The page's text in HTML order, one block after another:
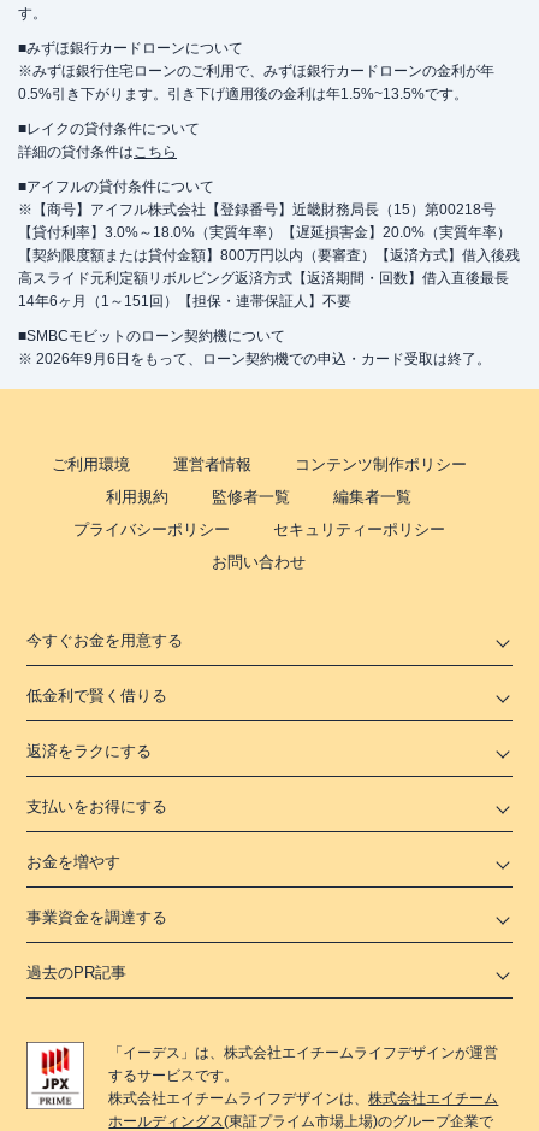
す。
■みずほ銀行カードローンについて
※みずほ銀行住宅ローンのご利用で、みずほ銀行カードローンの金利が年
0.5%引き下がります。引き下げ適用後の金利は年1.5%~13.5%です。
■レイクの貸付条件について
詳細の貸付条件はこちら
■アイフルの貸付条件について
※【商号】アイフル株式会社【登録番号】近畿財務局長（15）第00218号
【貸付利率】3.0%～18.0%（実質年率）【遅延損害金】20.0%（実質年率）
【契約限度額または貸付金額】800万円以内（要審査）【返済方式】借入後残
高スライド元利定額リボルビング返済方式【返済期間・回数】借入直後最長
14年6ヶ月（1～151回）【担保・連帯保証人】不要
■SMBCモビットのローン契約機について
※ 2026年9月6日をもって、ローン契約機での申込・カード受取は終了。
ご利用環境 運営者情報
コンテンツ制作ポリシー
利用規約
監修者一覧
編集者一覧
プライバシーポリシー
セキュリティーポリシー
お問い合わせ
今すぐお金を用意する
低金利で賢く借りる
返済をラクにする
支払いをお得にする
お金を増やす
事業資金を調達する
過去のPR記事
「 イーデス 」は、株式会社エイチームライフデザインが運営
するサービスです。
株式会社エイチームライフデザインは、株式会社エイチーム
ホールディングス(東証プライム市場上場)のグループ企業で